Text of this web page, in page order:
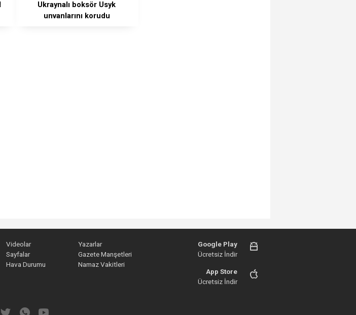
Ukraynalı boksör Usyk
unvanlarını korudu
Videolar
Yazarlar
Sayfalar
Gazete Manşetleri
Hava Durumu Namaz Vakitleri
Google Play
Ücretsiz İndir
App Store
Ücretsiz İndir